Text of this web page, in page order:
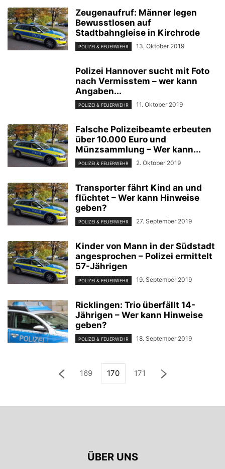
Zeugenaufruf: Männer legen
Bewusstlosen auf
Stadtbahngleise in Kirchrode
POLIZEI & FEUERWEHR 13. Oktober 2019
Polizei Hannover sucht mit Foto
nach Vermisstem – wer kann
Angaben...
POLIZEI & FEUERWEHR 11. Oktober 2019
Falsche Polizeibeamte erbeuten
über 10.000 Euro und
Münzsammlung – Wer kann...
POLIZEI & FEUERWEHR 2. Oktober 2019
Transporter fährt Kind an und
flüchtet – Wer kann Hinweise
geben?
POLIZEI & FEUERWEHR 27. September 2019
Kinder von Mann in der Südstadt
angesprochen – Polizei ermittelt
57-Jährigen
POLIZEI & FEUERWEHR 19. September 2019
Ricklingen: Trio überfällt 14-
Jährigen – Wer kann Hinweise
geben?
POLIZEI & FEUERWEHR 18. September 2019
169 170 171
ÜBER UNS